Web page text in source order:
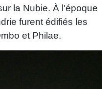
la Nubie. À l'époque
furent édifiés les
et Philae.